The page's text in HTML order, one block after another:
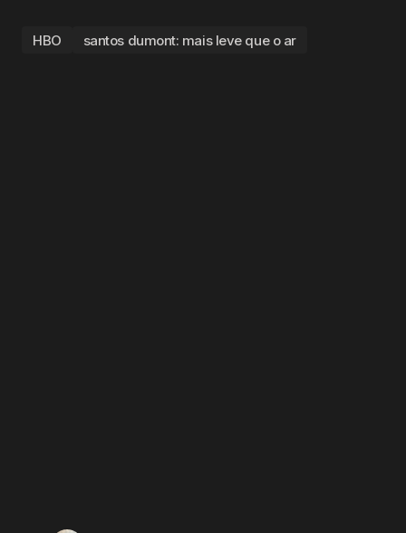
HBO santos dumont: mais leve que o ar